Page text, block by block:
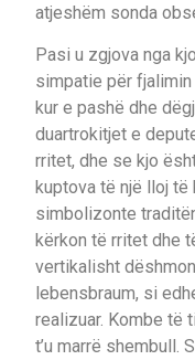
atjeshëm sonda
Pasi u zgjova nga
simpatie për
kur e pashë dhe
duartrokitjet e
rritet, dhe se kjo
kuptova të një lloj të
simbolizonte
kërkon të rritet dhe
vertikalisht
lebensbraum, si
realizuar. Kombe të
t’u marrë shembull.